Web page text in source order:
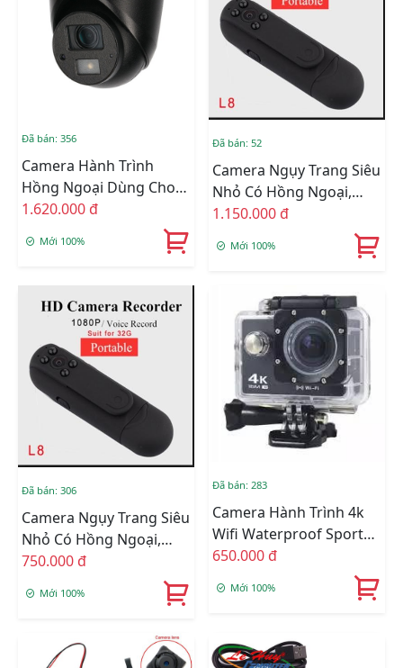
Đã bán: 356
Camera Hành Trình
Hồng Ngoại Dùng Cho
Ôtô DAHUA HAC-
1.620.000 đ
Mới 100%
Đã bán: 52
Camera Ngụy Trang Siêu
Nhỏ Có Hồng Ngoại,
Hình Ảnh 1080P-L8(có
1.150.000 đ
Mới 100%
Đã bán: 306
Camera Ngụy Trang Siêu
Nhỏ Có Hồng Ngoại,
Hình Ảnh 1080P-
750.000 đ
Mới 100%
Đã bán: 283
Camera Hành Trình 4k
Wifi Waterproof Sports
WIFI ULTRA - Bp177
650.000 đ
Mới 100%